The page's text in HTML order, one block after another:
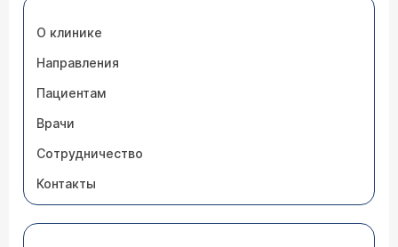
О клинике
Направления
Пациентам
Врачи
Сотрудничество
Контакты